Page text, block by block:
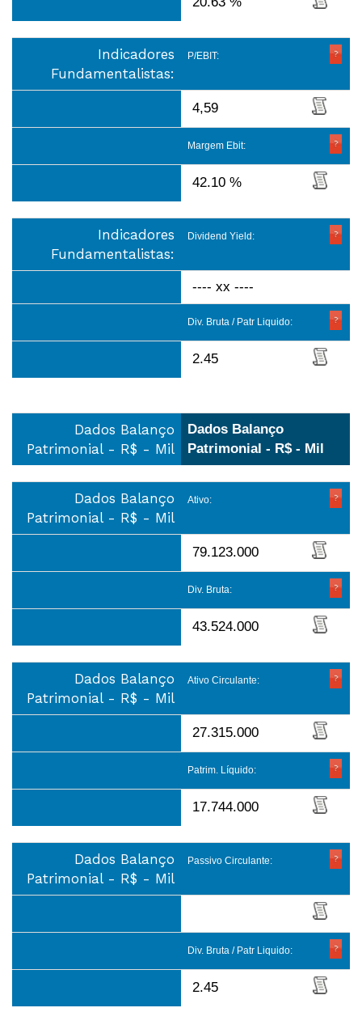
Indicadores
Fundamentalistas:
P/EBIT:
4,59
Margem Ebit:
42.10 %
Indicadores
Fundamentalistas:
Dividend Yield:
---- xx ----
Div. Bruta / Patr Liquido:
2.45
Dados Balanço
Patrimonial - R$ - Mil
Dados Balanço
Patrimonial - R$ - Mil
Dados Balanço
Patrimonial - R$ - Mil
Ativo:
79.123.000
Div. Bruta:
43.524.000
Dados Balanço
Patrimonial - R$ - Mil
Ativo Circulante:
27.315.000
Patrim. Líquido:
17.744.000
Dados Balanço
Patrimonial - R$ - Mil
Passivo Circulante:
Div. Bruta / Patr Liquido:
2.45